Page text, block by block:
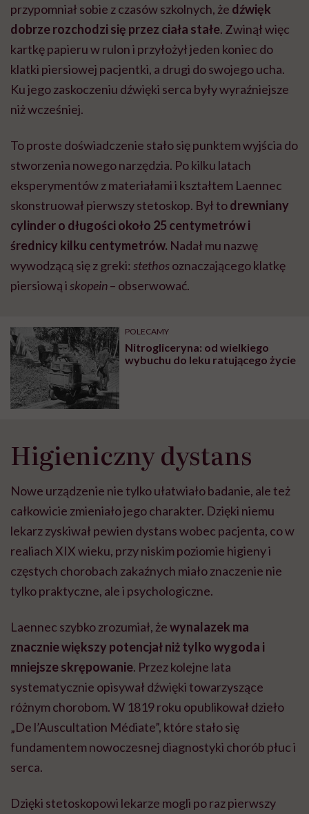
przypomniał sobie z czasów szkolnych, że dźwięk
dobrze rozchodzi się przez ciała stałe. Zwinął więc
kartkę papieru w rulon i przyłożył jeden koniec do
klatki piersiowej pacjentki, a drugi do swojego ucha.
Ku jego zaskoczeniu dźwięki serca były wyraźniejsze
niż wcześniej.
To proste doświadczenie stało się punktem wyjścia do
stworzenia nowego narzędzia. Po kilku latach
eksperymentów z materiałami i kształtem Laennec
skonstruował pierwszy stetoskop. Był todrewniany
cylinder o długości około 25 centymetrów i
średnicy kilku centymetrów. Nadał mu nazwę
wywodzącą się z greki: stethosoznaczającego klatkę
piersiową iskopein– obserwować.
POLECAMY
Nitrogliceryna: od wielkiego
wybuchu do leku ratującego życie
Higieniczny dystans
Nowe urządzenie nie tylko ułatwiało badanie, ale też
całkowicie zmieniało jego charakter. Dzięki niemu
lekarz zyskiwał pewien dystans wobec pacjenta, co w
realiach XIX wieku, przy niskim poziomie higieny i
częstych chorobach zakaźnych miało znaczenie nie
tylko praktyczne, ale i psychologiczne.
Laennec szybko zrozumiał, żewynalazek ma
znacznie większy potencjał niż tylko wygoda i
mniejsze skrępowanie. Przez kolejne lata
systematycznie opisywał dźwięki towarzyszące
różnym chorobom. W 1819 roku opublikował dzieło
„De l’Auscultation Médiate”, które stało się
fundamentem nowoczesnej diagnostyki chorób płuc i
serca.
Dzięki stetoskopowi lekarze mogli po raz pierwszy